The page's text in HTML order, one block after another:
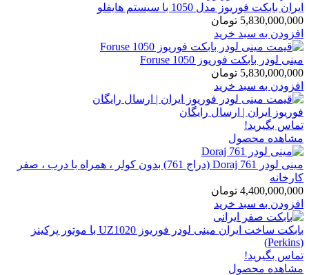
ایران بابکت فوریوز مدل 1050 با سیستم هایفلو
5,830,000,000 تومان
افزودن به سبد خرید
مینی لودر بابکت فوریوز Foruse 1050
5,830,000,000 تومان
افزودن به سبد خرید
فوریوز ایران | ارسال رایگان
تماس بگیرید!
مشاهده محصول
مینی لودر Doraj 761 (دراج 761) بدون کولر ، همراه با درب ، صفر
کارخانه
4,400,000,000 تومان
افزودن به سبد خرید
بابکت ساخت ایران مینی لودر فوریوز UZ1020 با موتور پرکینز
(Perkins)
تماس بگیرید!
مشاهده محصول